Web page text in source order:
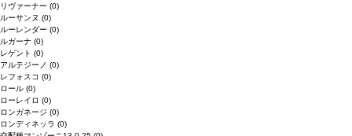
リヴァーナー (0)
ルーサンヌ (0)
ルーレンダー (0)
ルガーナ (0)
レゲント (0)
アルテジーノ (0)
レフォスコ (0)
ロール (0)
ローレイロ (0)
ロンガネージ (0)
ロンディネッラ (0)